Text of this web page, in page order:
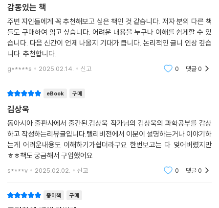
‘이해한다’는 것은 우리가 기존에 알고 있던 지식에 새로운 지식이 합류하
는 것이다. 그렇다 보니 상대성이론이나 양자역학과 같은 일반 상식에서
어긋나는 과학은 일반인들에게 이해하기 힘든 존재일 수밖에 없다. 게다가
인간의 상상과 감정, 무지(無智)는 세상을 똑바로 보는 것을 방해한다.
『김상욱의 과학공부』 제1장 “과학으로 낯설게 하기”에서는 세상을 낯설게
보고 다르게 보는 방법을 훈련하며 과학적 사고방식으로 첫걸음을 내딛는
제2장 “대한민국 방정식”에서는 한국 사회에 존재하는 신화와 공포를 파
헤친다. 앞서 말했듯이 ‘비과학적인 것’은 ‘비인간적인 것’이다. 과학이 이
런 비인간적인 사실들에 눈감는다면 과학은 더 이상 철학이 아니다.
우리는 ‘어둠’이 존재한다고 생각하지만, 사실 어둠은 빛의 부재(不在)일
뿐이다. 빛의 부재가 어둠이라는 실재(實在)가 되듯이, 사회를 향해 침묵
하고 의로운 행위를 하지 않는 것도 불의(不義)라는 실재가 되어 돌아다
니게 된다.
그렇다면 과학자는 과학적 사고방식을 통해 어떻게 세상을 보는가? 제3장
벽’이다. 그가 얘기하는 과학은 함께 살아가는 우리 사회 누구나 알아야 하
는 교양이다. 우리 사회의 진솔한 속얘기는 덤이다.
- 김범준 (성균관대 물리학과 교수, 한국복잡계학회 회장, 『세상물정의 물리학』 저자)
좋은 과학자는 많고 좋은 글쟁이도 많다. 이 둘을 겸하는 사람은 드물다. 나
아가 글에 과학과 인문, 양면의 통찰을 쉽고도 진하게 담는 이는 더 귀하다.
- 원종우 (‘과학과 사람들’ 대표)
김상욱 교수는 《과학동아》의 기고 요청에 늘 관점과 철학이 있는 글을 보
내왔던 좋은 필자였다. 지식을 쉽게 전달하길 거부하고 심오한 주제로 달
음질하는 솜씨가 놀라웠다. 그의 이번 책이 기대되는 이유이다.
- 윤신영 (《과학동아》 편집장)
서 주변의 어떤 일이든 과학적으로 분석하는 일을 게을리 하지 않는다. 또
감동있는 책
주변 지인들에게 꼭 추천해보고 싶은 책인 것 같습니다. 저자 분의 다른 책
들도 구매하여 읽고 싶습니다. 어려운 내용을 누구나 이해를 쉽게할 수 있
습니다. 다음 신간이 언제 나올지 기대가 큽니다. 논리적인 글니 인상 깊습
니다. 추천합니다.
g*****s 2025.02.14. 신고 0 댓글0
eBook 구매
김상욱
동아시아 출판사에서 출간된.김상욱 작가님의 김상욱의 과학공부를 감상
하고 작성하는리뷰글입니다.텔리비전에서 이분이 설명하는거나 이야기하
는게 어려운내용도 이해하기가쉽더라구요 한번보고는 다 잊어버렸지만
ㅎㅎ책도 궁금해서 구입했어요
s****v 2025.02.02. 신고 0 댓글0
종이책 구매